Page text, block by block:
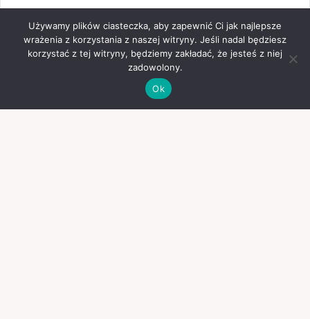
Używamy plików ciasteczka, aby zapewnić Ci jak najlepsze
wrażenia z korzystania z naszej witryny. Jeśli nadal będziesz
korzystać z tej witryny, będziemy zakładać, że jesteś z niej
zadowolony.
Ok